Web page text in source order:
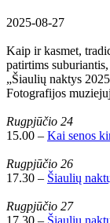
2025-08-27
Kaip ir kasmet,
patirtims
„Šiaulių naktys
Fotografijos
Rugpjūčio 24
15.00 – Kai senos
Rugpjūčio 26
17.30 – Šiaulių
Rugpjūčio 27
17.30 – Šiaulių